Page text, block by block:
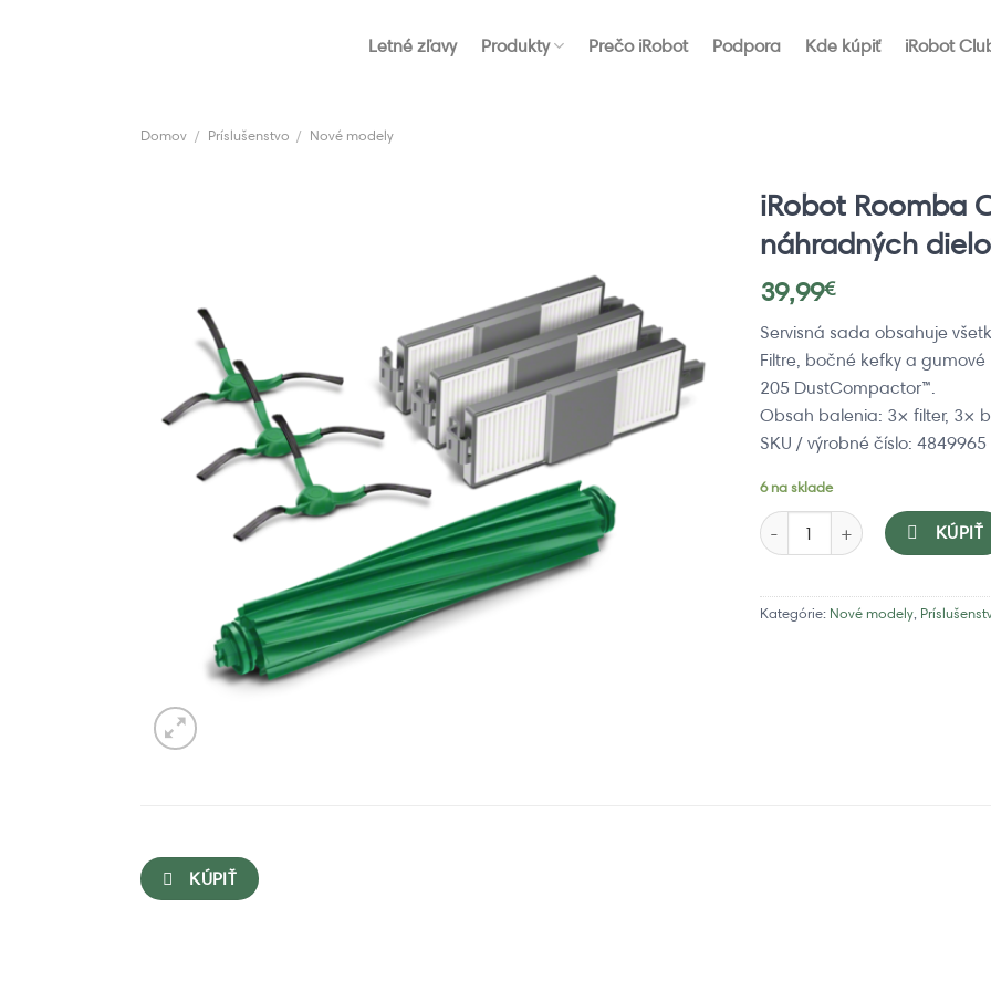
Letné zľavy Produkty Prečo iRobot Podpora Kde kúpiť iRobot
Domov / Príslušenstvo / Nové modely
iRobot Roomba
náhradných
39,99€
Servisná sada obsahuje
Filtre, bočné kefky a
205 DustCompactor™.
Obsah balenia: 3× filter, 3×
SKU / výrobné číslo: 4849965
6 na sklade
množstvo iRobot RoombaKÚPIŤ
Kategórie: Nové modely,
KÚPIŤ